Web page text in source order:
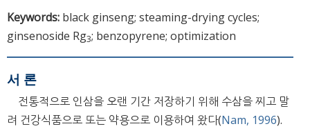
Keywords: black ginseng; steaming-drying cycles;
ginsenoside Rg3; benzopyrene; optimization
서 론
전통적으로 인삼을 오랜 기간 저장하기 위해 수삼을 찌고 말
려 건강식품으로 또는 약용으로 이용하여 왔다(Nam, 1996).